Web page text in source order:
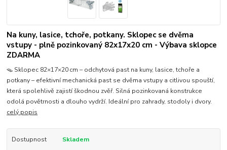
Na kuny, lasice, tchoře, potkany. Sklopec se dvěma
vstupy - plně pozinkovaný 82x17x20 cm - Výbava sklopce
ZDARMA
🪤 Sklopec 82×17×20 cm – odchytová past na kuny, lasice, tchoře a
potkany – efektivní mechanická past se dvěma vstupy a citlivou spouští,
která spolehlivě zajistí škodnou zvěř. Silná pozinkovaná konstrukce
odolá povětrnosti a dlouho vydrží. Ideální pro zahrady, stodoly i dvory.
celý popis
Dostupnost Skladem